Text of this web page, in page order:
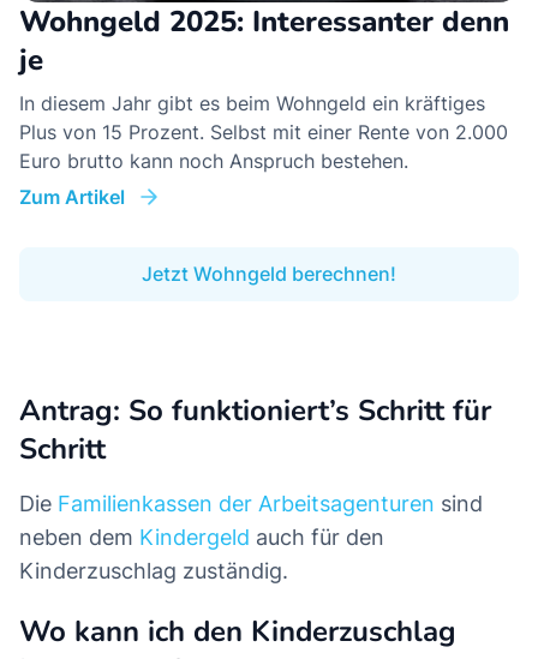
Wohngeld 2025: Interessanter denn
je
In diesem Jahr gibt es beim Wohngeld ein kräftiges
Plus von 15 Prozent. Selbst mit einer Rente von 2.000
Euro brutto kann noch Anspruch bestehen.
Zum Artikel
Jetzt Wohngeld berechnen!
Antrag: So funktioniert’s Schritt für
Schritt
Die Familienkassen der Arbeitsagenturen sind
neben dem Kindergeld auch für den
Kinderzuschlag zuständig.
Wo kann ich den Kinderzuschlag